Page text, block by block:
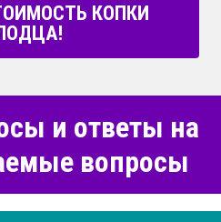
КОПКИ
и ответы на
вопросы